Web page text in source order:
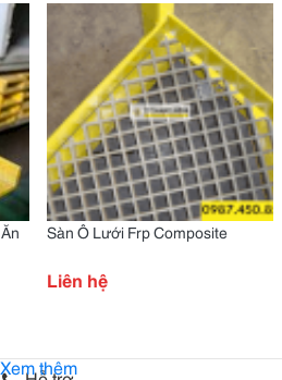
Sàn Ô Lưới Frp Composite
Liên hệ
Xem thêm